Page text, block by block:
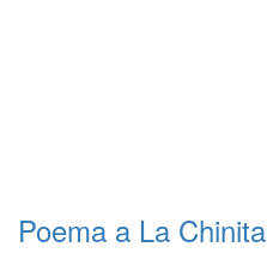
Poema a La Chinita